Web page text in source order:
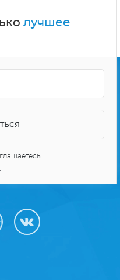
лучшее